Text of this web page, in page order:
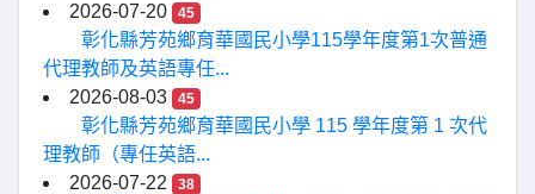
2026-07-20
45
彰化縣芳苑鄉育華國民小學115學年度第1次普通
代理教師及英語專任...
2026-08-03
45
彰化縣芳苑鄉育華國民小學 115 學年度第 1 次代
理教師（專任英語...
2026-07-22
38